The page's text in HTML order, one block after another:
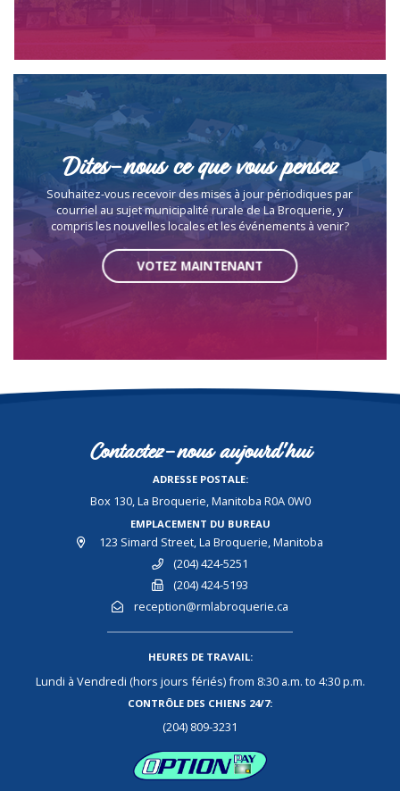
Dites-nous ce que vous pensez
Souhaitez-vous recevoir des mises à jour périodiques par
courriel au sujet municipalité rurale de La Broquerie, y
compris les nouvelles locales et les événements à venir?
VOTEZ MAINTENANT
Contactez-nous aujourd'hui
ADRESSE POSTALE:
Box 130, La Broquerie, Manitoba R0A 0W0
EMPLACEMENT DU BUREAU
123 Simard Street, La Broquerie, Manitoba
(204) 424-5251
(204) 424-5193
reception@rmlabroquerie.ca
HEURES DE TRAVAIL:
Lundi à Vendredi (hors jours fériés) from 8:30 a.m. to 4:30 p.m.
CONTRÔLE DES CHIENS 24/7:
(204) 809-3231